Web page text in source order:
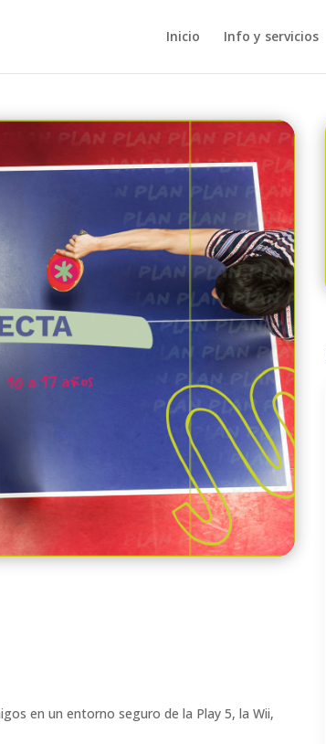
Inicio Info y servicios
en un entorno seguro de la Play 5, la Wii,